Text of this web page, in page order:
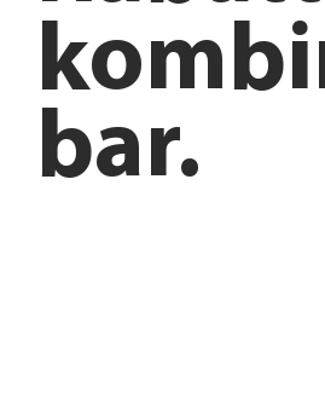
bar.